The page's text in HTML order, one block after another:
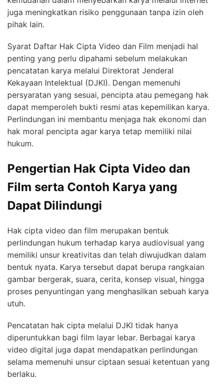
juga meningkatkan risiko penggunaan tanpa izin oleh
pihak lain.
Syarat Daftar Hak Cipta Video dan Film menjadi hal
penting yang perlu dipahami sebelum melakukan
pencatatan karya melalui Direktorat Jenderal
Kekayaan Intelektual (DJKI). Dengan memenuhi
persyaratan yang sesuai, pencipta atau pemegang hak
dapat memperoleh bukti resmi atas kepemilikan karya.
Perlindungan ini membantu menjaga hak ekonomi dan
hak moral pencipta agar karya tetap memiliki nilai
hukum.
Pengertian Hak Cipta Video dan
Film serta Contoh Karya yang
Dapat Dilindungi
Hak cipta video dan film merupakan bentuk
perlindungan hukum terhadap karya audiovisual yang
memiliki unsur kreativitas dan telah diwujudkan dalam
bentuk nyata. Karya tersebut dapat berupa rangkaian
gambar bergerak, suara, cerita, konsep visual, hingga
proses penyuntingan yang menghasilkan sebuah karya
utuh.
Pencatatan hak cipta melalui DJKI tidak hanya
diperuntukkan bagi film layar lebar. Berbagai karya
video digital juga dapat mendapatkan perlindungan
selama memenuhi unsur ciptaan sesuai ketentuan yang
berlaku.